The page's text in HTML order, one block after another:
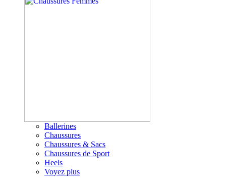
Ballerines
Chaussures
Chaussures & Sacs
Chaussures de Sport
Heels
Voyez plus